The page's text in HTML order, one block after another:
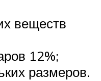
веществ
12%;
размеров.